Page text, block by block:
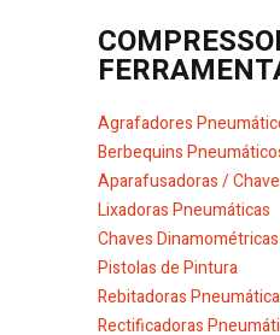
Agrafadores
Berbequins
Aparafusadoras /
Lixadoras Pneumáticas
Chaves
Pistolas de Pintura
Rebitadoras
Rectificadoras